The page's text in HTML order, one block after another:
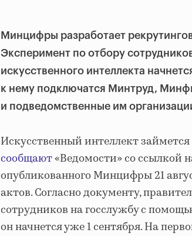
Минцифры разработает
Эксперимент по отбору
искусственного интеллекта
к нему подключатся Минтруд,
и подведомственные им
Искусственный интеллект
сообщают«Ведомости» со ссылкой
опубликованного Минцифры 21
актов. Согласно документу,
сотрудников на госслужбу с
он начнется уже 1 сентября. На